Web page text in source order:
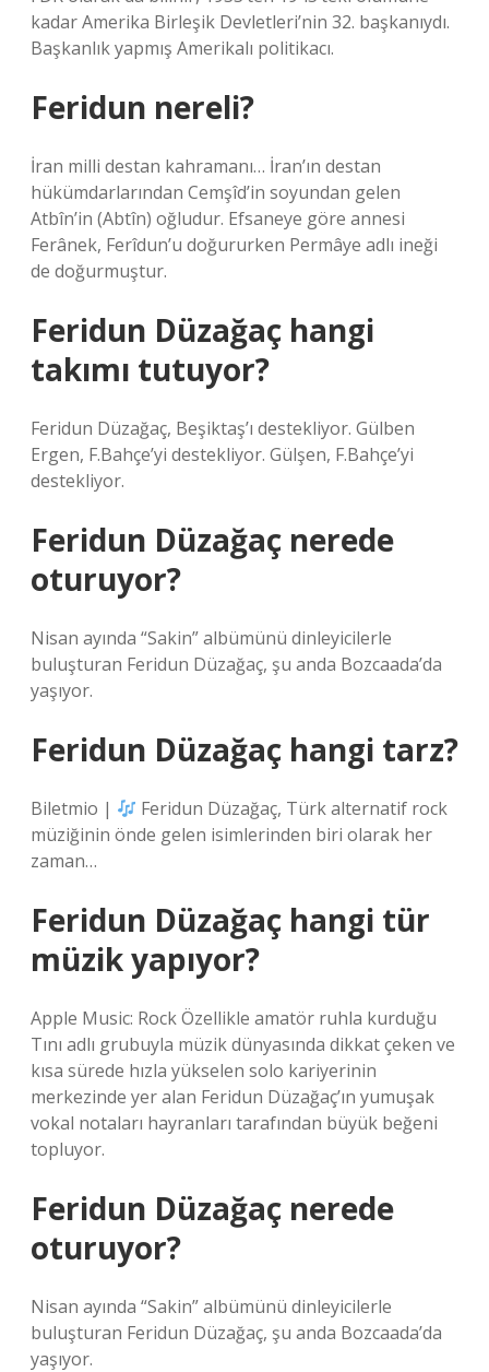
kadar Amerika Birleşik Devletleri’nin 32. başkanıydı.
Başkanlık yapmış Amerikalı politikacı.
Feridun nereli?
İran milli destan kahramanı… İran’ın destan
hükümdarlarından Cemşîd’in soyundan gelen
Atbîn’in (Abtîn) oğludur. Efsaneye göre annesi
Ferânek, Ferîdun’u doğururken Permâye adlı ineği
de doğurmuştur.
Feridun Düzağaç hangi
takımı tutuyor?
Feridun Düzağaç, Beşiktaş’ı destekliyor. Gülben
Ergen, F.Bahçe’yi destekliyor. Gülşen, F.Bahçe’yi
destekliyor.
Feridun Düzağaç nerede
oturuyor?
Nisan ayında “Sakin” albümünü dinleyicilerle
buluşturan Feridun Düzağaç, şu anda Bozcaada’da
yaşıyor.
Feridun Düzağaç hangi tarz?
Biletmio |
Feridun Düzağaç, Türk alternatif rock
müziğinin önde gelen isimlerinden biri olarak her
zaman…
Feridun Düzağaç hangi tür
müzik yapıyor?
Apple Music: Rock Özellikle amatör ruhla kurduğu
Tını adlı grubuyla müzik dünyasında dikkat çeken ve
kısa sürede hızla yükselen solo kariyerinin
merkezinde yer alan Feridun Düzağaç’ın yumuşak
vokal notaları hayranları tarafından büyük beğeni
topluyor.
Feridun Düzağaç nerede
oturuyor?
Nisan ayında “Sakin” albümünü dinleyicilerle
buluşturan Feridun Düzağaç, şu anda Bozcaada’da
yaşıyor.